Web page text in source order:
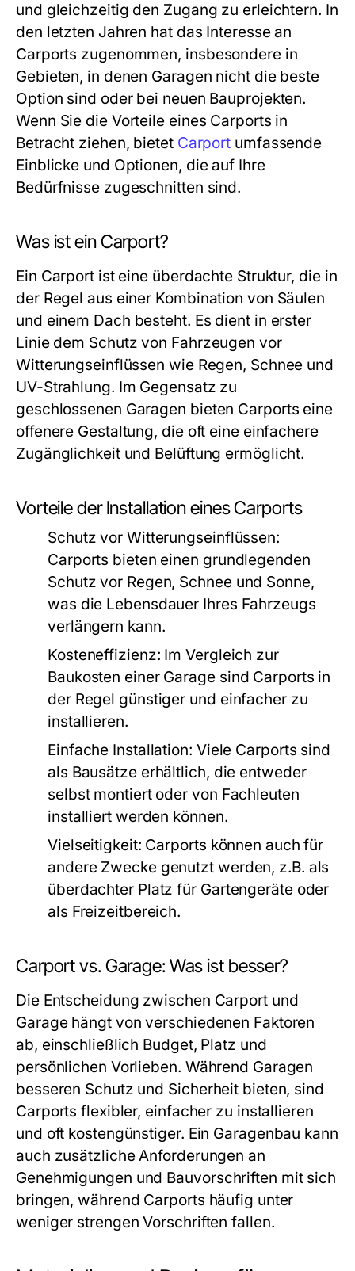
und gleichzeitig den Zugang zu erleichtern. In
den letzten Jahren hat das Interesse an
Carports zugenommen, insbesondere in
Gebieten, in denen Garagen nicht die beste
Option sind oder bei neuen Bauprojekten.
Wenn Sie die Vorteile eines Carports in
Betracht ziehen, bietet Carport umfassende
Einblicke und Optionen, die auf Ihre
Bedürfnisse zugeschnitten sind.
Was ist ein Carport?
Ein Carport ist eine überdachte Struktur, die in
der Regel aus einer Kombination von Säulen
und einem Dach besteht. Es dient in erster
Linie dem Schutz von Fahrzeugen vor
Witterungseinflüssen wie Regen, Schnee und
UV-Strahlung. Im Gegensatz zu
geschlossenen Garagen bieten Carports eine
offenere Gestaltung, die oft eine einfachere
Zugänglichkeit und Belüftung ermöglicht.
Vorteile der Installation eines Carports
Schutz vor Witterungseinflüssen:
Carports bieten einen grundlegenden
Schutz vor Regen, Schnee und Sonne,
was die Lebensdauer Ihres Fahrzeugs
verlängern kann.
Kosteneffizienz: Im Vergleich zur
Baukosten einer Garage sind Carports in
der Regel günstiger und einfacher zu
installieren.
Einfache Installation: Viele Carports sind
als Bausätze erhältlich, die entweder
selbst montiert oder von Fachleuten
installiert werden können.
Vielseitigkeit: Carports können auch für
andere Zwecke genutzt werden, z.B. als
überdachter Platz für Gartengeräte oder
als Freizeitbereich.
Carport vs. Garage: Was ist besser?
Die Entscheidung zwischen Carport und
Garage hängt von verschiedenen Faktoren
ab, einschließlich Budget, Platz und
persönlichen Vorlieben. Während Garagen
besseren Schutz und Sicherheit bieten, sind
Carports flexibler, einfacher zu installieren
und oft kostengünstiger. Ein Garagenbau kann
auch zusätzliche Anforderungen an
Genehmigungen und Bauvorschriften mit sich
bringen, während Carports häufig unter
weniger strengen Vorschriften fallen.